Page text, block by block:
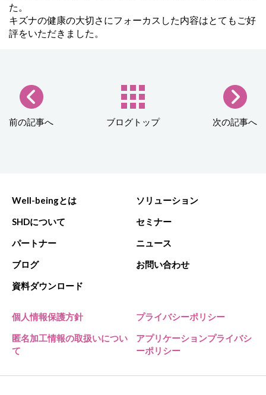
た。
キズナの健康の大切さにフォーカスした内容はとてもご好
評をいただきました。
前の記事へ ブログトップ 次の記事へ
Well-beingとは
ソリューション
SHDについて
セミナー
パートナー
ニュース
ブログ
お問い合わせ
資料ダウンロード
個人情報保護方針
プライバシーポリシー
匿名加工情報の取扱いについ
て
アプリケーションプライバシ
ーポリシー